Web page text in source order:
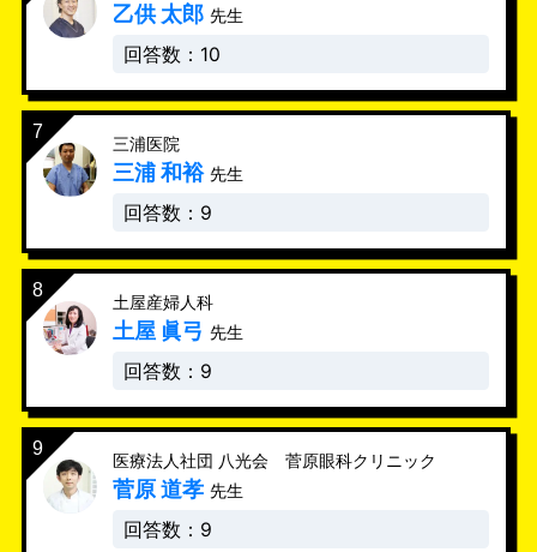
乙供 太郎 先生
回答数：10
三浦医院
三浦 和裕 先生
回答数：9
土屋産婦人科
土屋 眞弓 先生
回答数：9
医療法人社団 八光会 菅原眼科クリニック
菅原 道孝 先生
回答数：9